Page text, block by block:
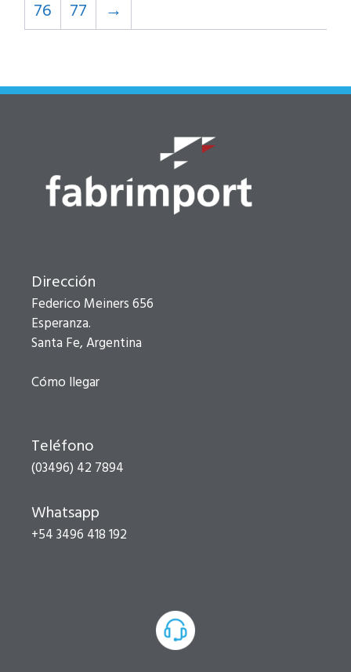
76
77 →
Dirección
Federico Meiners 656
Esperanza.
Santa Fe, Argentina
Cómo llegar
Teléfono
(03496) 42 7894
Whatsapp
+54 3496 418 192